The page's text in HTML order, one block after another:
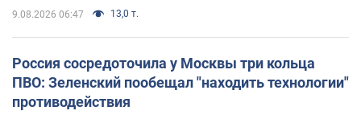
9.08.2026 06:47 13,0 т.
Россия сосредоточила у Москвы три кольца
ПВО: Зеленский пообещал "находить технологии"
противодействия